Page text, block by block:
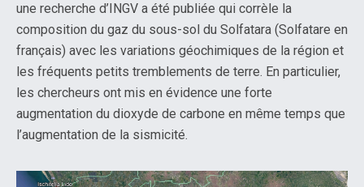
une recherche d’INGV a été publiée qui corrèle la
composition du gaz du sous-sol du Solfatara (Solfatare en
français) avec les variations géochimiques de la région et
les fréquents petits tremblements de terre. En particulier,
les chercheurs ont mis en évidence une forte
augmentation du dioxyde de carbone en même temps que
l’augmentation de la sismicité.